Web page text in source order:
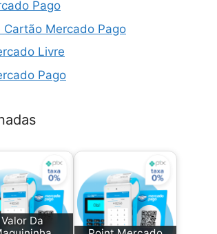
Pago
Cartão Mercado Pago
Livre
Pago
Mercado Pago
Pago
Valor Da